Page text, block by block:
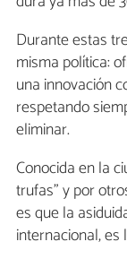
Durante estas
misma política:
una innovación
respetando
eliminar.
Conocida en la
trufas" y por
es que la
internacional,